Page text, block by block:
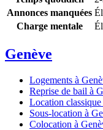
Annonces manquées
Charge mentale
Genève
Logements à
Reprise de bail à
Location classique
Sous-location à
Colocation à